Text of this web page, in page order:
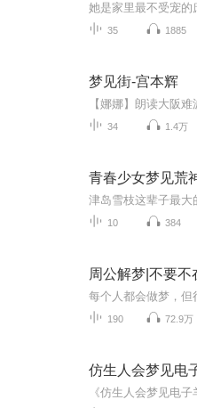
35 1885
梦见街-宫本辉
34 1.4万
青春少女梦见荒
10 384
周公解梦|不要
190 72.9万
仿生人会梦见电